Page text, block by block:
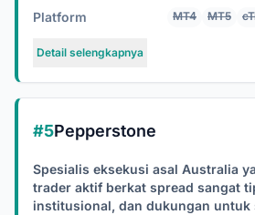
Platform MT4 MT5
Detail selengkapnya
#5Pepperstone
Spesialis eksekusi asal Australia
trader aktif berkat spread sangat
institusional, dan dukungan untuk